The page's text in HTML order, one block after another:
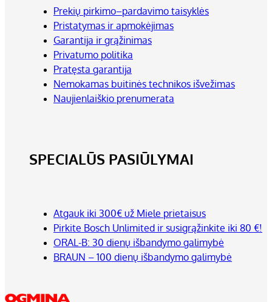
Prekių pirkimo–pardavimo taisyklės
Pristatymas ir apmokėjimas
Garantija ir grąžinimas
Privatumo politika
Pratęsta garantija
Nemokamas buitinės technikos išvežimas
Naujienlaiškio prenumerata
SPECIALŪS PASIŪLYMAI
Atgauk iki 300€ už Miele prietaisus
Pirkite Bosch Unlimited ir susigrąžinkite iki 80 €!
ORAL-B: 30 dienų išbandymo galimybė
BRAUN – 100 dienų išbandymo galimybė